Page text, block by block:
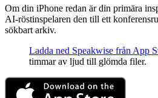
Om din iPhone redan är din primära
AI-röstinspelaren den till ett
sökbart arkiv.
Ladda ned Speakwise från App
timmar av ljud till glömda filer.